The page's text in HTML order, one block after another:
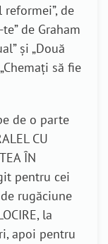
de
de Graham
şi „Două
să fie
de o parte
CU
ÎN
pentru cei
rugăciune
la
apoi pentru